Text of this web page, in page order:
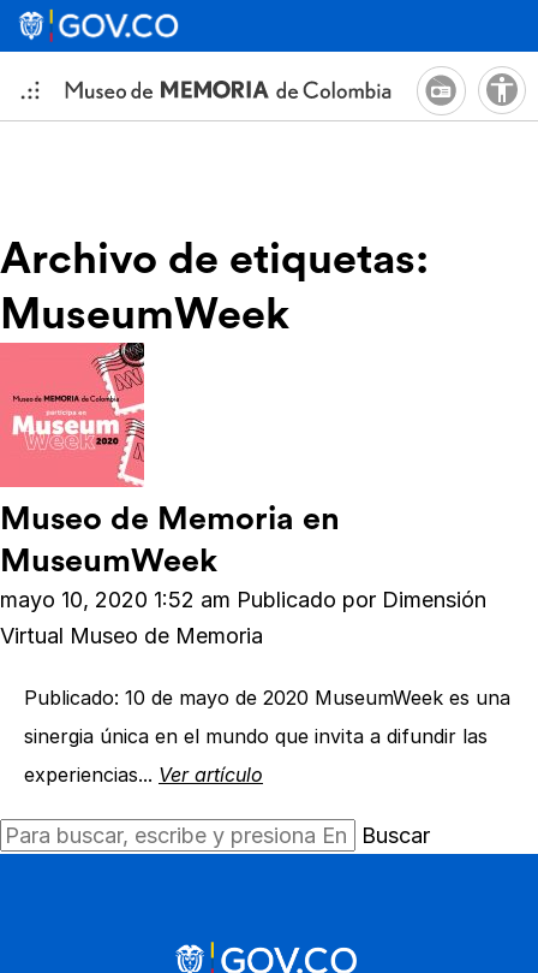
Archivo de etiquetas:
MuseumWeek
Museo de Memoria en
MuseumWeek
mayo 10, 2020 1:52 am Publicado por Dimensión
Virtual Museo de Memoria
Publicado: 10 de mayo de 2020 MuseumWeek es una
sinergia única en el mundo que invita a difundir las
experiencias... Ver artículo
Buscar